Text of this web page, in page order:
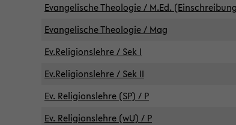
Evangelische Theologie / M.Ed.
Evangelische Theologie / Mag
Ev.Religionslehre / Sek I
Ev.Religionslehre / Sek II
Ev. Religionslehre (SP) / P
Ev. Religionslehre (wU) / P